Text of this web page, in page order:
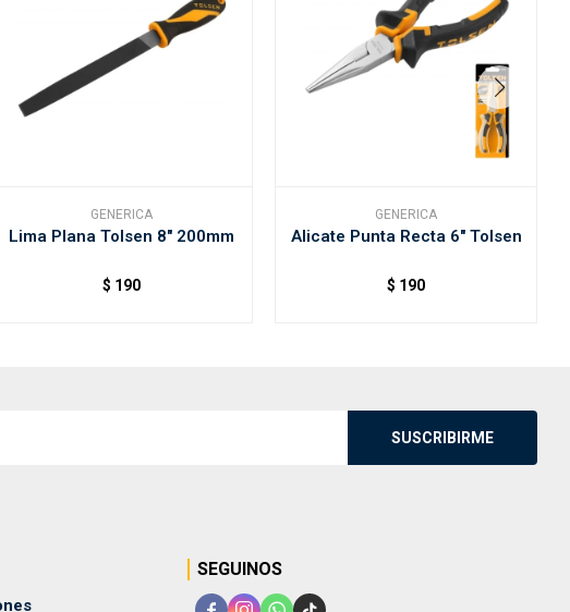
GENERICA
Lima Plana Tolsen 8" 200mm
$ 190
GENERICA
Alicate Punta Recta 6" Tolsen
$ 190
SUSCRIBIRME
SEGUINOS